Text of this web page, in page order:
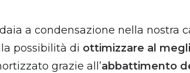
a condensazione nella
possibilità di ottimizzare al
grazie all’abbattimento